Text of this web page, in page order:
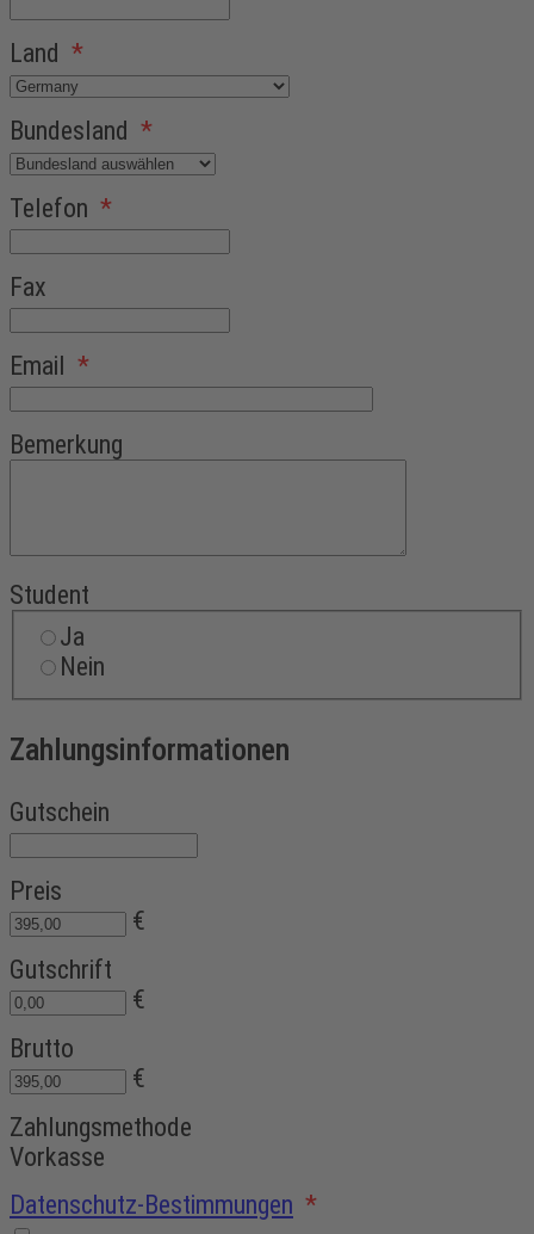
Land *
Bundesland *
Telefon *
Fax
Email *
Bemerkung
Student
Ja
Nein
Zahlungsinformationen
Gutschein
Preis
€
Gutschrift
€
Brutto
€
Zahlungsmethode
Vorkasse
Datenschutz-Bestimmungen *